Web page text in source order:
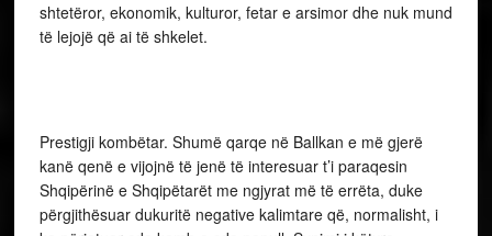
shtetëror, ekonomik, kulturor, fetar e arsimor dhe nuk mund
të lejojë që ai të shkelet.
Prestigji kombëtar. Shumë qarqe në Ballkan e më gjerë
kanë qenë e vijojnë të jenë të interesuar t’i paraqesin
Shqipërinë e Shqipëtarët me ngjyrat më të errëta, duke
përgjithësuar dukuritë negative kalimtare që, normalisht, i